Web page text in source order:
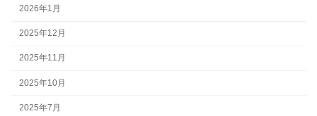
2026年1月
2025年12月
2025年11月
2025年10月
2025年7月